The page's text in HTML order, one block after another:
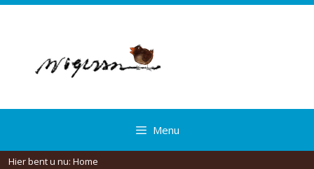
Spring
Menu
Hier bent u nu: Home